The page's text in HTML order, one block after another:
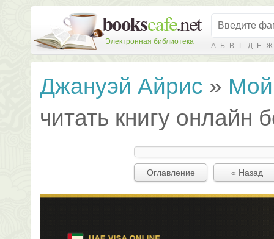
Электронная библиотека А Б В Г Д Е Ж
Джануэй Айрис »
читать книгу онлайн
Оглавление « Назад